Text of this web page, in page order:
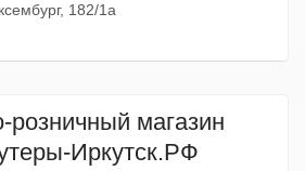
182/1а
розничный магазин
Иркутск.РФ